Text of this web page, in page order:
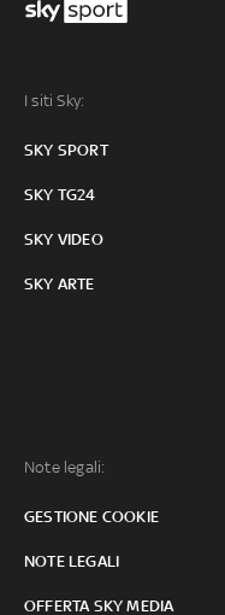
I siti Sky:
SKY SPORT
SKY TG24
SKY VIDEO
SKY ARTE
Note legali:
GESTIONE COOKIE
NOTE LEGALI
OFFERTA SKY MEDIA